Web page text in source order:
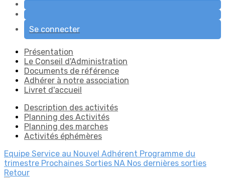
Se connecter
Présentation
Le Conseil d'Administration
Documents de référence
Adhérer à notre association
Livret d'accueil
Description des activités
Planning des Activités
Planning des marches
Activités éphémères
Equipe Service au Nouvel Adhérent Programme du
trimestre Prochaines Sorties NA Nos dernières sorties
Retour